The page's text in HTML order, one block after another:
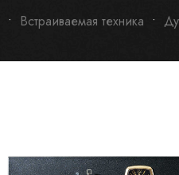
Встраиваемая техника